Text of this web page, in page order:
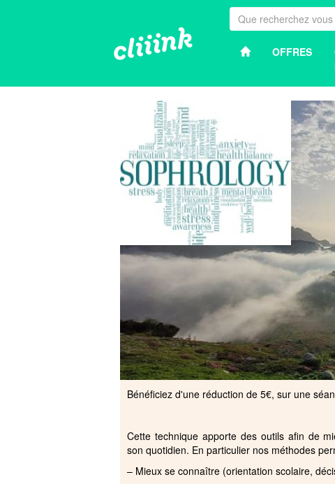
OFFRES
Bénéficiez d'une réduction de 5€, sur une
Cette technique apporte des outils afin de
son quotidien. En particulier nos
– Mieux se connaître (orientation scolaire,